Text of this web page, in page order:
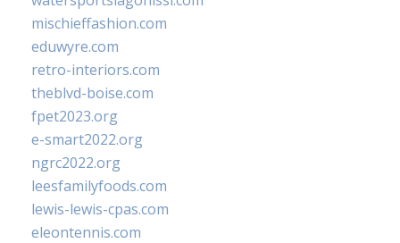
mischieffashion.com
eduwyre.com
retro-interiors.com
theblvd-boise.com
fpet2023.org
e-smart2022.org
ngrc2022.org
leesfamilyfoods.com
lewis-lewis-cpas.com
eleontennis.com